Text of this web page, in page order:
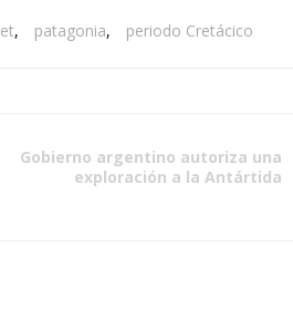
, patagonia, periodo Cretácico
Gobierno argentino autoriza una
exploración a la Antártida